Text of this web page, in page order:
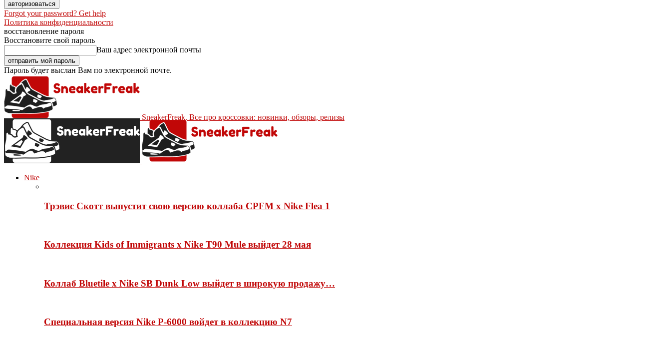
Forgot your password? Get help
Политика конфиденциальности
восстановление пароля
Восстановите свой пароль
Ваш адрес электронной почты
Пароль будет выслан Вам по электронной почте.
SneakerFreak. Все про кроссовки: новинки, обзоры, релизы
Nike
Трэвис Скотт выпустит свою версию коллаба CPFM x Nike Flea 1
Коллекция Kids of Immigrants x Nike T90 Mule выйдет 28 мая
Коллаб Bluetile x Nike SB Dunk Low выйдет в широкую продажу…
Специальная версия Nike P-6000 войдет в коллекцию N7